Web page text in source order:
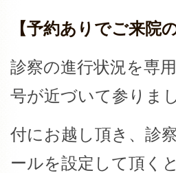
【予約ありでご来院
診察の進行状況を専
号が近づいて参りま
付にお越し頂き、診
ールを設定して頂く